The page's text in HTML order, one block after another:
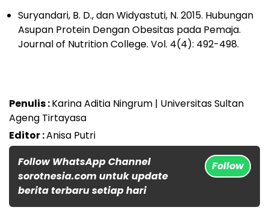
Suryandari, B. D., dan Widyastuti, N. 2015. Hubungan
Asupan Protein Dengan Obesitas pada Pemaja.
Journal of Nutrition College. Vol. 4(4): 492-498.
Penulis :Karina Aditia Ningrum | Universitas Sultan
Ageng Tirtayasa
Editor :Anisa Putri
Follow WhatsApp Channel
sorotnesia.com untuk update
berita terbaru setiap hari
Follow